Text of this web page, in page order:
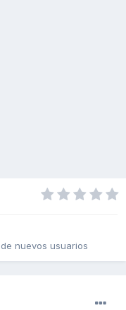
nuevos usuarios